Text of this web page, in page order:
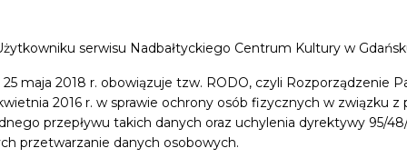
serwisu Nadbałtyckiego Centrum Kultury w
maja 2018 r. obowiązuje tzw. RODO, czyli Rozporządzenie
2016 r. w sprawie ochrony osób fizycznych w związku
przepływu takich danych oraz uchylenia dyrektywy 95/
przetwarzanie danych osobowych.